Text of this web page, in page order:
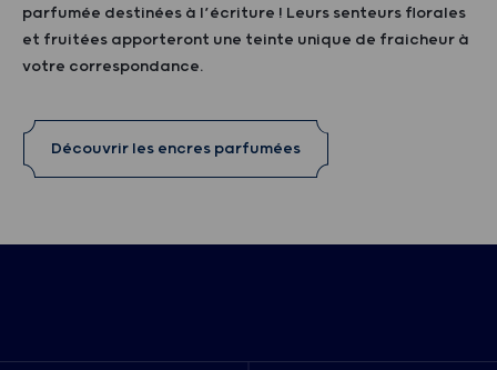
parfumée destinées à l’écriture ! Leurs senteurs florales
et fruitées apporteront une teinte unique de fraicheur à
votre correspondance.
Découvrir les encres parfumées